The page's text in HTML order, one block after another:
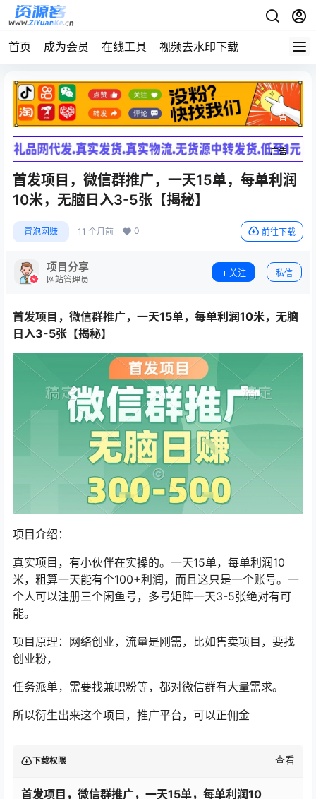
首页 成为会员 在线工具 视频去水印下载
广告
广告
首发项目，微信群推广，一天15单，每单利润
10米，无脑日入3-5张【揭秘】
冒泡网赚 11 个月前 0 前往下载
项目分享
网站管理员
关注 私信
首发项目， 微信群推广，一天15单，每单利润10米，无脑
日入3-5张【揭秘】
项目介绍：
真实项目，有小伙伴在实操的。一天15单，每单利润10
米，粗算一天能有个100+利润，而且这只是一个账号。一
个人可以注册三个闲鱼号，多号矩阵一天3-5张绝对有可
能。
项目原理：网络创业，流量是刚需，比如售卖项目，要找
创业粉，
任务派单，需要找兼职粉等，都对微信群有大量需求。
所以衍生出来这个项目，推广平台，可以正佣金
下载权限 查看
首发项目，微信群推广，一天15单，每单利润10